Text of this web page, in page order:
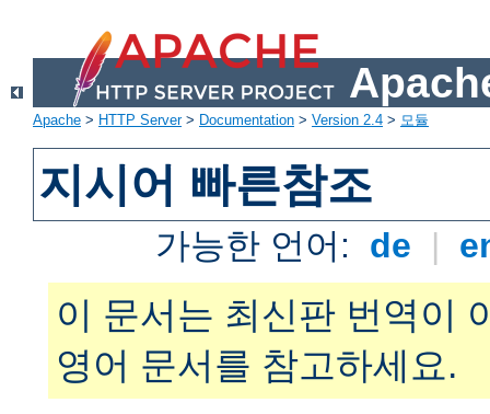
Apache > HTTP Server> Documentation > Version 2.4 > 모듈
지시어 빠른참조
가능한 언어: de |
이 문서는 최신판 번역이
영어 문서를 참고하세요.